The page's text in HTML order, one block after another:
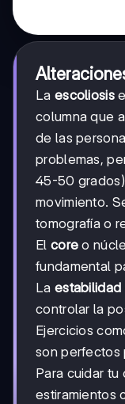
La escoliosis
columna que
de las
problemas,
45-50
movimiento.
tomografía o
El core o
fundamental
La estabilidad
controlar la
Ejercicios
son perfectos
Para cuidar tu
estiramientos